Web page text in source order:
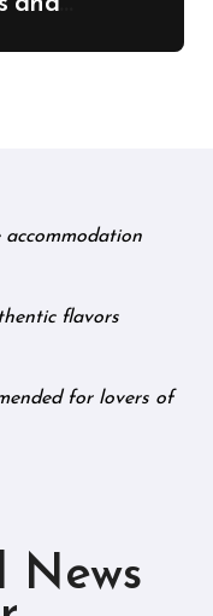
accommodation
flavors
for lovers of
News